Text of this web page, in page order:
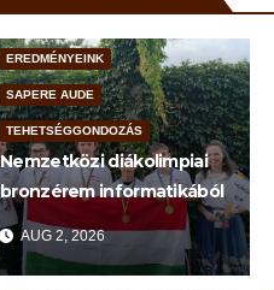
EREDMÉNYEINK
SAPERE AUDE
TEHETSÉGGONDOZÁS
Nemzetközi diákolimpiai
bronzérem informatikából
AUG 2, 2026